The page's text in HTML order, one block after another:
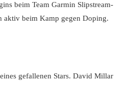
beim Team Garmin Slipstream-
aktiv beim Kamp gegen Doping.
gefallenen Stars. David Millar